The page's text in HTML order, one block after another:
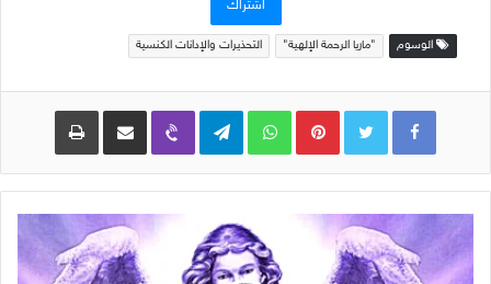
اشتراك
الوسوم "ماريا الرحمة الإلهية" التحذيرات والإدانات الكنسية
Pinterest
WhatsApp
Telegram
Viber مشاركة عبر البريد طباعة